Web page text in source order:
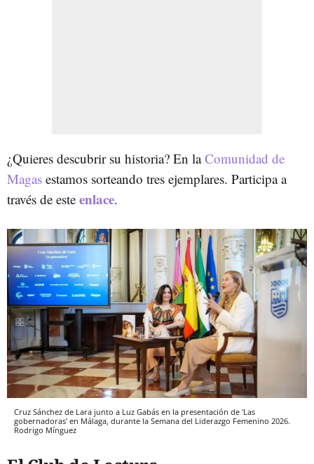
¿Quieres descubrir su historia? En laComunidad de
Magas estamos sorteando tres ejemplares. Participa a
través de este enlace.
Cruz Sánchez de Lara junto a Luz Gabás en la presentación de 'Las
gobernadoras' en Málaga, durante la Semana del Liderazgo Femenino 2026.
Rodrigo Mínguez